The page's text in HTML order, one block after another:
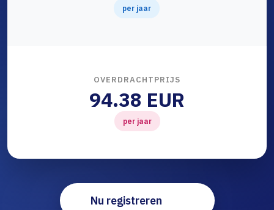
per jaar
OVERDRACHTPRIJS
94.38 EUR
per jaar
Nu registreren